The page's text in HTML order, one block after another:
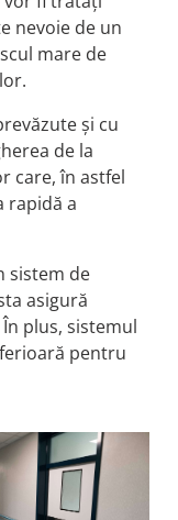
nevoie de un
mare de
și cu
de la
care, în astfel
rapidă a
sistem de
asigură
plus, sistemul
pentru